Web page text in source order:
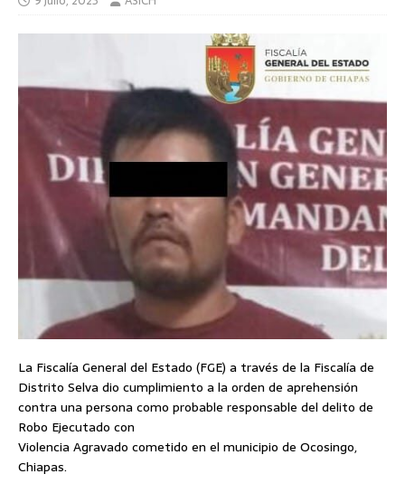
La Fiscalía General del Estado (FGE) a través de la Fiscalía de
Distrito Selva dio cumplimiento a la orden de aprehensión
contra una persona como probable responsable del delito de
Robo Ejecutado con
Violencia Agravado cometido en el municipio de Ocosingo,
Chiapas.